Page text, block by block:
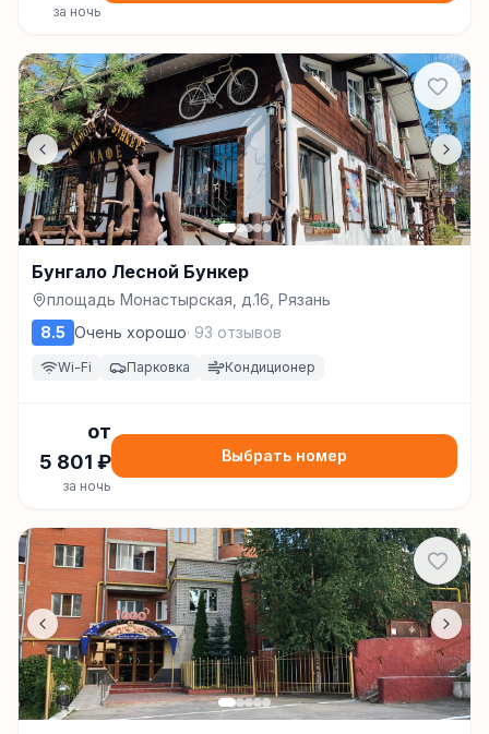
за ночь
Бунгало Лесной Бункер
площадь Монастырская, д.16, Рязань
8.5 Очень хорошо· 93 отзывов
Wi-Fi Парковка Кондиционер
от
5 801 ₽
за ночь
Выбрать номер